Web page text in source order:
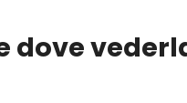
dove